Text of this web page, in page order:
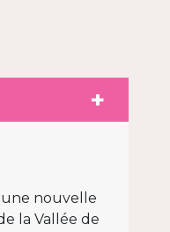
une nouvelle
la Vallée de